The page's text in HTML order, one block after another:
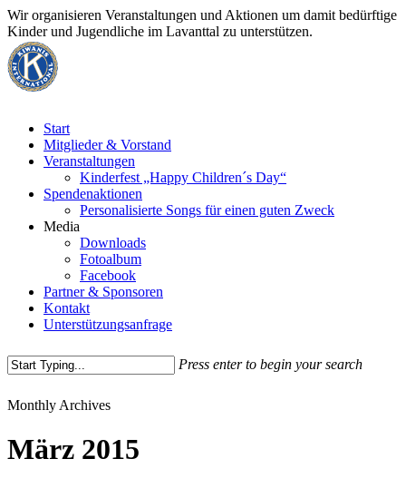
Skip
to
main
content
Wir organisieren Veranstaltungen und Aktionen um damit bedürftige
Kinder und Jugendliche im Lavanttal zu unterstützen.
Menu
Start
Mitglieder & Vorstand
Veranstaltungen
Kinderfest „Happy Children´s Day“
Spendenaktionen
Personalisierte Songs für einen guten Zweck
Media
Downloads
Fotoalbum
Facebook
Partner & Sponsoren
Kontakt
Unterstützungsanfrage
Press enter to begin your search
Close
Monthly Archives
März 2015